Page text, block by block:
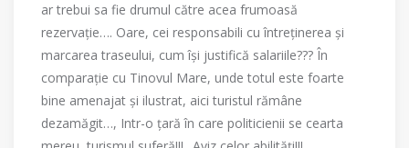
ar trebui sa fie drumul către acea frumoasă
rezervație…. Oare, cei responsabili cu întreținerea și
marcarea traseului, cum își justifică salariile??? În
comparație cu Tinovul Mare, unde totul este foarte
bine amenajat și ilustrat, aici turistul rămâne
dezamăgit…, Intr-o țară în care politicienii se cearta